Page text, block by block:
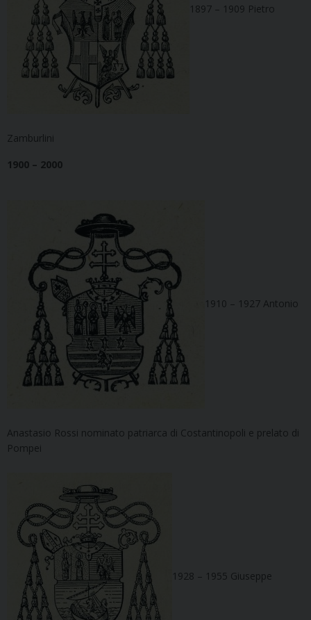
1897 – 1909 Pietro
Zamburlini
1900 – 2000
1910 – 1927 Antonio
Anastasio Rossi nominato patriarca di Costantinopoli e prelato di
Pompei
1928 – 1955 Giuseppe